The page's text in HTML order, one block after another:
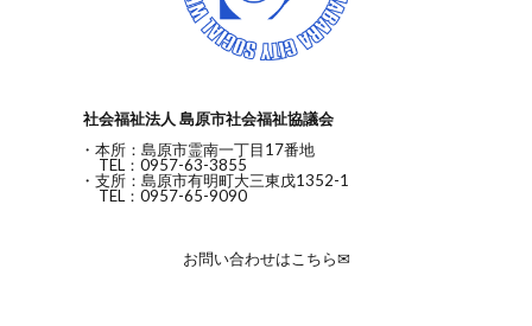
社会福祉法人 島原市社会福祉協議会
・本所：島原市霊南一丁目17番地
TEL：0957-63-3855
・支所：島原市有明町大三東戊1352-1
TEL：0957-65-9090
お問い合わせはこちら✉